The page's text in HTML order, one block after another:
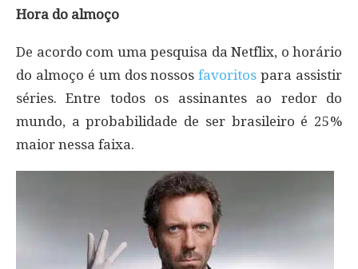
Hora do almoço
De acordo com uma pesquisa da Netflix, o horário
do almoço é um dos nossosfavoritos para assistir
séries. Entre todos os assinantes ao redor do
mundo, a probabilidade de ser brasileiro é 25%
maior nessa faixa.